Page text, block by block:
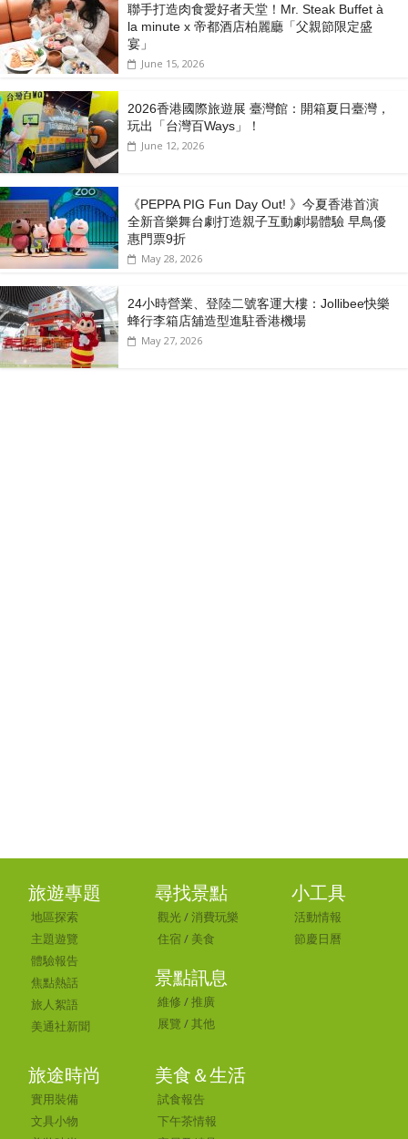
聯手打造肉食愛好者天堂！Mr. Steak Buffet à
la minute x 帝都酒店柏麗廳「⽗親節限定盛
宴」
June 15, 2026
2026香港國際旅遊展 臺灣館：開箱夏日臺灣，
玩出「台灣百Ways」！
June 12, 2026
《PEPPA PIG Fun Day Out! 》今夏香港首演
全新音樂舞台劇打造親子互動劇場體驗 早鳥優
惠門票9折
May 28, 2026
24小時營業、登陸二號客運大樓：Jollibee快樂
蜂行李箱店舖造型進駐香港機場
May 27, 2026
旅遊專題
地區探索
主題遊覽
體驗報告
焦點熱話
旅人絮語
美通社新聞
尋找景點
觀光 /消費玩樂
住宿 / 美食
景點訊息
維修 /推廣
展覽 /其他
小工具
活動情報
節慶日曆
旅途時尚
實用裝備
文具小物
美食＆生活
試食報告
下午茶情報